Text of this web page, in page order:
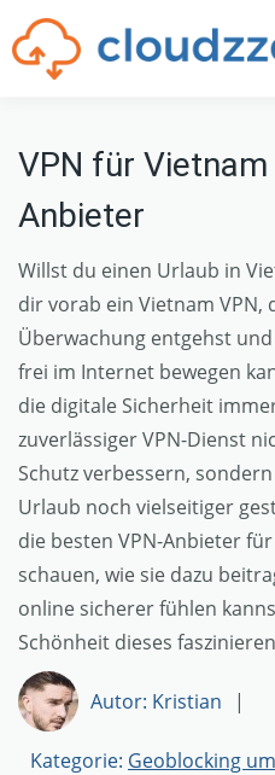
VPN für
Anbieter
Willst du einen Urlaub in
dir vorab ein Vietnam VPN,
Überwachung entgehst
frei im Internet bewegen
die digitale Sicherheit
zuverlässiger VPN-Dienst
Schutz verbessern,
Urlaub noch vielseitiger
die besten VPN-Anbieter
schauen, wie sie dazu
online sicherer fühlen
Schönheit dieses
Autor: Kristian |
Kategorie: Geoblocking